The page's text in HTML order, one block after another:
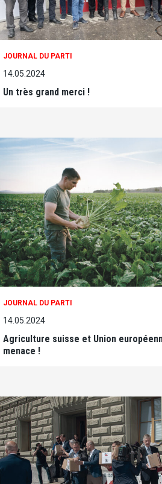
JOURNAL DU PARTI
14.05.2024
Un très grand merci !
JOURNAL DU PARTI
14.05.2024
Agriculture suisse et Union
menace !